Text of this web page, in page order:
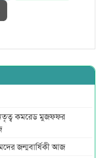
কমরেড মুজফ্ফর
জন্মবার্ষিকী আজ